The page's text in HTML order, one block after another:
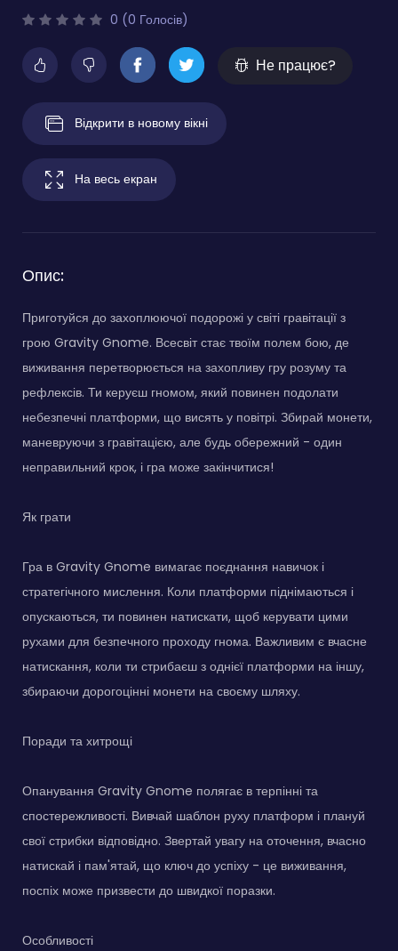
0 (0 Голосів)
Не працює?
Відкрити в новому вікні
На весь екран
Опис:
Приготуйся до захоплюючої подорожі у світі гравітації з
грою Gravity Gnome. Всесвіт стає твоїм полем бою, де
виживання перетворюється на захопливу гру розуму та
рефлексів. Ти керуєш гномом, який повинен подолати
небезпечні платформи, що висять у повітрі. Збирай монети,
маневруючи з гравітацією, але будь обережний - один
неправильний крок, і гра може закінчитися!
Як грати
Гра в Gravity Gnome вимагає поєднання навичок і
стратегічного мислення. Коли платформи піднімаються і
опускаються, ти повинен натискати, щоб керувати цими
рухами для безпечного проходу гнома. Важливим є вчасне
натискання, коли ти стрибаєш з однієї платформи на іншу,
збираючи дорогоцінні монети на своєму шляху.
Поради та хитрощі
Опанування Gravity Gnome полягає в терпінні та
спостережливості. Вивчай шаблон руху платформ і плануй
свої стрибки відповідно. Звертай увагу на оточення, вчасно
натискай і пам'ятай, що ключ до успіху - це виживання,
поспіх може призвести до швидкої поразки.
Особливості